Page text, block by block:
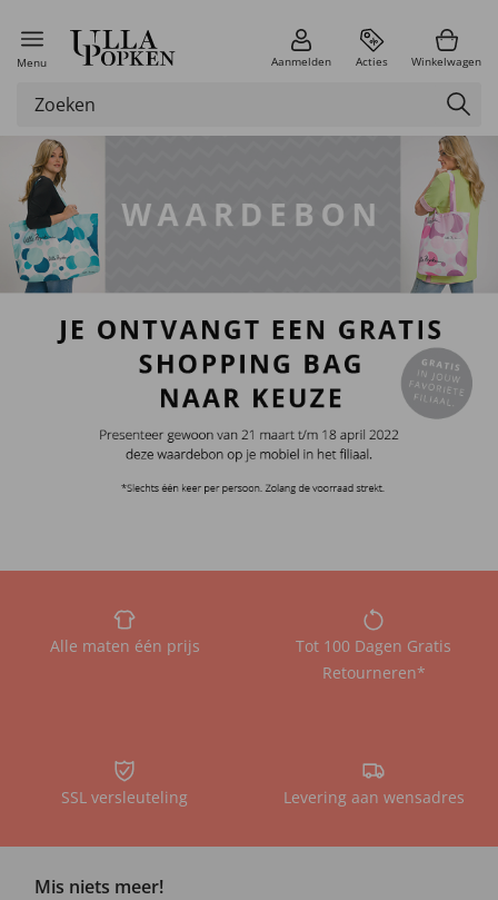
Menu Aanmelden Acties Winkelwagen
Alle maten één prijs
Tot 100 Dagen Gratis
Retourneren*
SSL versleuteling Levering aan wensadres
Mis niets meer!